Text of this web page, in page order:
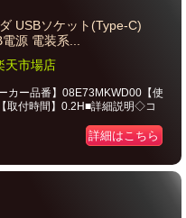
USBソケット(Type-C)
源 電装系...
天市場店
カー品番】08E73MKWD00【使
取付時間】0.2H■詳細説明◇コ
詳細はこちら